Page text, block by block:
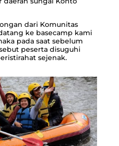
dari Komunitas
ke basecamp kami
pada saat sebelum
peserta disuguhi
sejenak.